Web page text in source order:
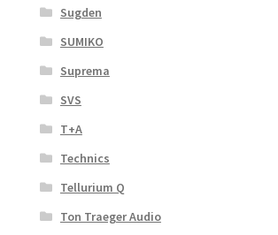
Sugden
SUMIKO
Suprema
SVS
T+A
Technics
Tellurium Q
Ton Traeger Audio